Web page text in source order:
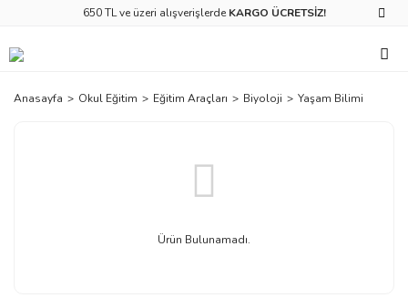
650 TL ve üzeri alışverişlerde KARGO ÜCRETSİZ!
Anasayfa Okul Eğitim Eğitim Araçları Biyoloji Yaşam Bilimi
Ürün Bulunamadı.